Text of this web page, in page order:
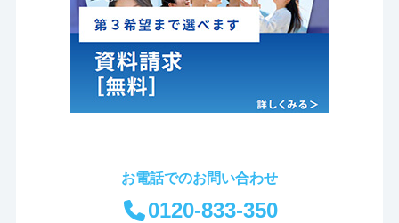
お電話でのお問い合わせ
0120-833-350